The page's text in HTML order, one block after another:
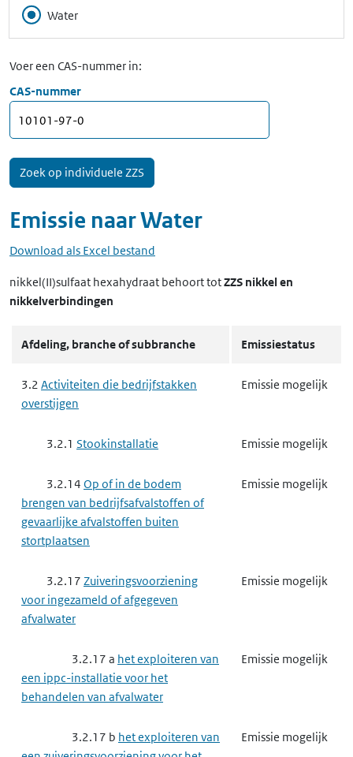
Water
Voer een CAS-nummer in:
CAS-nummer
Emissie naarWater
Download als Excel bestand
nikkel(II)sulfaat hexahydraat behoort totZZS nikkel en
nikkelverbindingen
Afdeling, branche of subbranche Emissiestatus
3.2 Activiteiten die bedrijfstakken
overstijgen
Emissie mogelijk
3.2.1 Stookinstallatie Emissie mogelijk
3.2.14 Op of in de bodem
brengen van bedrijfsafvalstoffen of
gevaarlijke afvalstoffen buiten
stortplaatsen
Emissie mogelijk
3.2.17 Zuiveringsvoorziening
voor ingezameld of afgegeven
afvalwater
Emissie mogelijk
3.2.17 a het exploiteren van
een ippc-installatie voor het
behandelen van afvalwater
Emissie mogelijk
3.2.17 b het exploiteren van
Emissie mogelijk